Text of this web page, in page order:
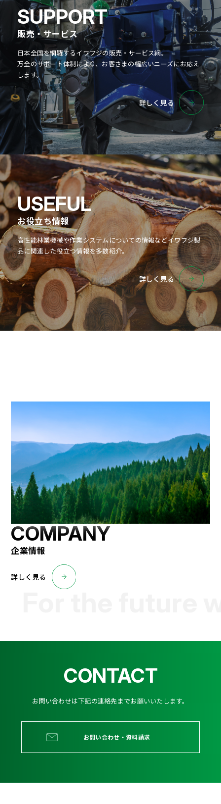
販売・サービス
日本全国を網羅するイワフジの販売・サービス網。
万全のサポート体制により、お客さまの幅広いニーズにお応え
します。
詳しく見る
お役立ち情報
高性能林業機械や作業システムについての情報などイワフジ製
品に関連した役立つ情報を多数紹介。
詳しく見る
企業情報
詳しく見る
CONTACT
お問い合わせは下記の連絡先までお願いいたします。
お問い合わせ・資料請求